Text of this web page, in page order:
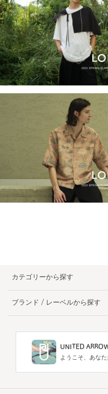
カテゴリーから探す
ブランド / レーベルから探す
UNITED
ようこそ、あな